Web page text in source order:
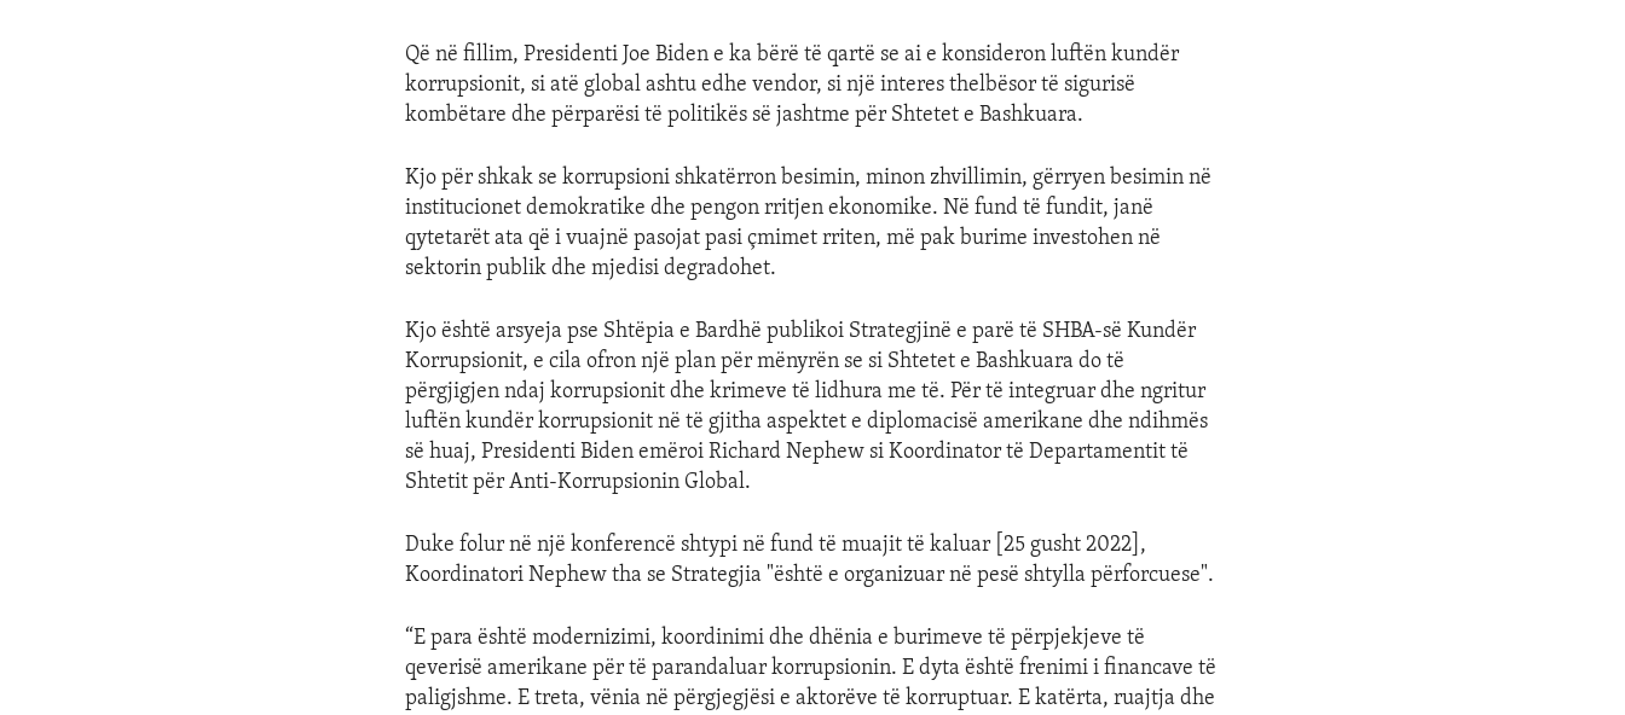
Që në fillim, Presidenti Joe Biden e ka bërë të qartë se ai e konsideron luftën kundër
korrupsionit, si atë global ashtu edhe vendor, si një interes thelbësor të sigurisë
kombëtare dhe përparësi të politikës së jashtme për Shtetet e Bashkuara.
Kjo për shkak se korrupsioni shkatërron besimin, minon zhvillimin, gërryen besimin në
institucionet demokratike dhe pengon rritjen ekonomike. Në fund të fundit, janë
qytetarët ata që i vuajnë pasojat pasi çmimet rriten, më pak burime investohen në
sektorin publik dhe mjedisi degradohet.
Kjo është arsyeja pse Shtëpia e Bardhë publikoi Strategjinë e parë të SHBA-së Kundër
Korrupsionit, e cila ofron një plan për mënyrën se si Shtetet e Bashkuara do të
përgjigjen ndaj korrupsionit dhe krimeve të lidhura me të. Për të integruar dhe ngritur
luftën kundër korrupsionit në të gjitha aspektet e diplomacisë amerikane dhe ndihmës
së huaj, Presidenti Biden emëroi Richard Nephew si Koordinator të Departamentit të
Shtetit për Anti-Korrupsionin Global.
Duke folur në një konferencë shtypi në fund të muajit të kaluar [25 gusht 2022],
Koordinatori Nephew tha se Strategjia "është e organizuar në pesë shtylla përforcuese".
“E para është modernizimi, koordinimi dhe dhënia e burimeve të përpjekjeve të
qeverisë amerikane për të parandaluar korrupsionin. E dyta është frenimi i financave të
paligjshme. E treta, vënia në përgjegjësi e aktorëve të korruptuar. E katërta, ruajtja dhe